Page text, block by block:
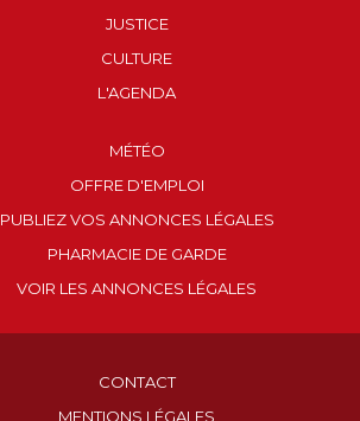
JUSTICE
CULTURE
L'AGENDA
MÉTÉO
OFFRE D'EMPLOI
PUBLIEZ VOS ANNONCES LÉGALES
PHARMACIE DE GARDE
VOIR LES ANNONCES LÉGALES
CONTACT
MENTIONS LÉGALES